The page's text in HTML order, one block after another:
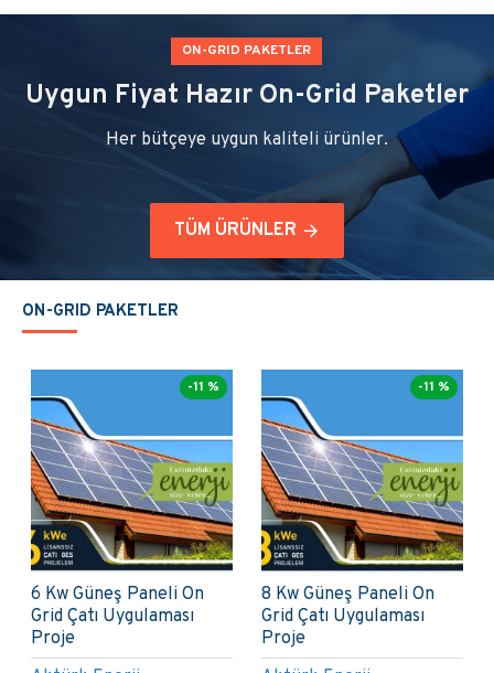
ON-GRID PAKETLER
Uygun Fiyat Hazır On-Grid Paketler
Her bütçeye uygun kaliteli ürünler.
TÜM ÜRÜNLER
ON-GRID PAKETLER
-11 %
Aktürk Enerji
10 Kw Güneş Paneli On
Grid Paket Sistem
-11 %
Aktürk Enerji
15 KW Güneş Paneli On
Grid Paket Sistem